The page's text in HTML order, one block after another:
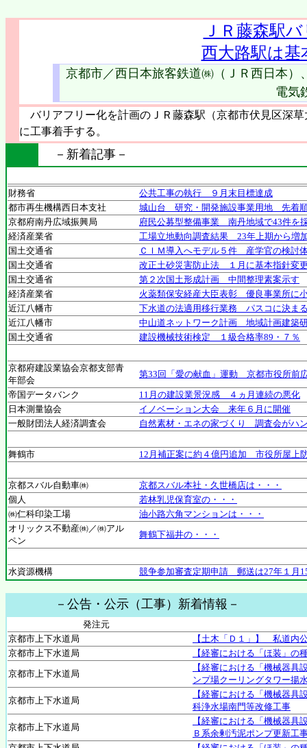
ＪＲ藤森駅
西大路駅は基
京都市／西日本旅客鉄道㈱（ＪＲ西日本
電気
バリアフリー化を計画のＪＲ藤森駅（京都市伏見区深
に工事着手する。
－新着記事－
財務省
公共工事の執行 ９月末目標達成
都市再生機構西日本支社
城山台 研究・開発施設事業用地 先着
京都府南丹広域振興局
府民公募型整備事業 南丹地域で43件を
経済産業省
工場立地動向調査結果 23年上期から増
国土交通省
ＣＩＭ導入へモデル５件 産学官の検討
国土交通省
改正土砂災害防止法 １月に基本指針変
国土交通省
第２次国土形成計画 中間整理素案示す
経済産業省
火薬類保安経産大臣表彰 優良事業所に
近江八幡市
下水道の法適用移行業務 パスコに決ま
近江八幡市
中山道ネットワーク計画 地域計画建築
国土交通省
建設機械技術検定 １級合格率89・７％
京都府建設業協会京都支部青
年部会
第33回「愛の献血」運動 京都市役所前
帝国データバンク
11月の建設業景況感 ４ヵ月連続の悪化
日本測量協会
イノベーション大会 来年６月に開催
一般財団法人経済調査会
自然素材・エネの家づくり 調査会がハ
舞鶴市 12月補正案に約４億円追加 市役所屋上
京都スバル自動車㈱
京都スバル本社・久世橋店は・・・
個人
若林乳児保育室の・・・
㈱仁科印染工場
油小路六角マンションは・・・
オリックス不動産㈱／㈱アル
ペン
舞鶴下福井の・・・
水資源機構 競争参加審査定期申請 郵送は27年１月
－公告・公示（工事）新着情報－
発注元
京都市上下水道局
【土木「Ｄ１」】 私道内
京都市上下水道局
【経審における「ほ装」
京都市上下水道局
【経審における「機械器
ンプ場クーリングタワー揚
京都市上下水道局
【経審における「機械器
科浄水場南門等改修工事
京都市上下水道局
【経審における「機械器
Ｂ系余剰汚泥ポンプ更新工